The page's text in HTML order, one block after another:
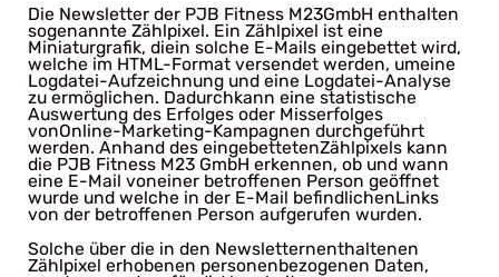
Die Newsletter der PJB Fitness M23GmbH enthalten
sogenannte Zählpixel. Ein Zählpixel ist eine
Miniaturgrafik, diein solche E-Mails eingebettet wird,
welche im HTML-Format versendet werden, umeine
Logdatei-Aufzeichnung und eine Logdatei-Analyse
zu ermöglichen. Dadurchkann eine statistische
Auswertung des Erfolges oder Misserfolges
vonOnline-Marketing-Kampagnen durchgeführt
werden. Anhand des eingebettetenZählpixels kann
die PJB Fitness M23 GmbH erkennen, ob und wann
eine E-Mail voneiner betroffenen Person geöffnet
wurde und welche in der E-Mail befindlichenLinks
von der betroffenen Person aufgerufen wurden.
Solche über die in den Newsletternenthaltenen
Zählpixel erhobenen personenbezogenen Daten,